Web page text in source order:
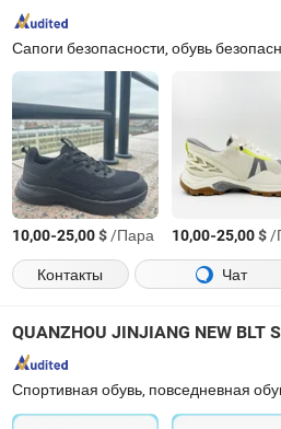
10,00-25,00$/Пара 10,00-25,00$/
Контакты
Чат
QUANZHOU JINJIANG NEW BLT